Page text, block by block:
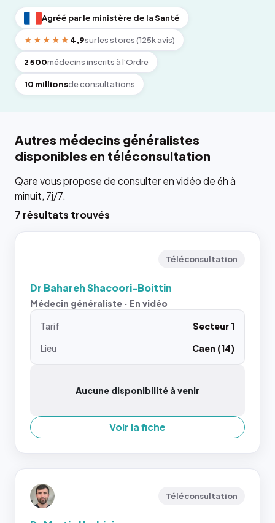
Agréé par le ministère de la Santé
★★★★★ 4,9sur les stores (125k avis)
2 500médecins inscrits à l'Ordre
10 millionsde consultations
Autres médecins généralistes
disponibles en téléconsultation
Qare vous propose de consulter en vidéo de 6h à
minuit, 7j/7.
7 résultats trouvés
Téléconsultation
Dr Bahareh Shacoori-Boittin
Médecin généraliste · En vidéo
Tarif
Secteur 1
Lieu
Caen (14)
Aucune disponibilité à venir
Voir la fiche
Téléconsultation